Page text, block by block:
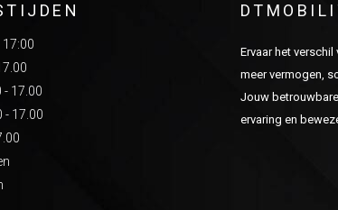
17:00
- 17.00
- 17.00
Ervaar het
meer vermogen,
Jouw
ervaring en